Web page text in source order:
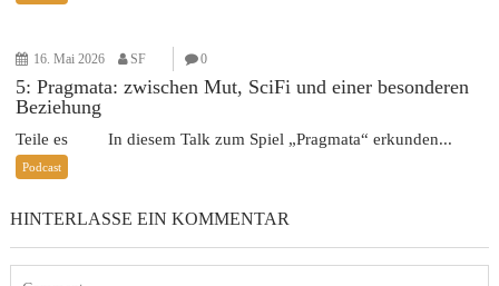
16. Mai 2026 SF 0
5: Pragmata: zwischen Mut, SciFi und einer besonderen
Beziehung
Teile es In diesem Talk zum Spiel „Pragmata“ erkunden...
Podcast
HINTERLASSE EIN KOMMENTAR